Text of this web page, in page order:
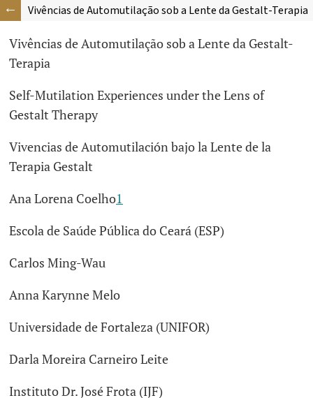
Vivências de Automutilação sob a Lente da Gestalt-Terapia